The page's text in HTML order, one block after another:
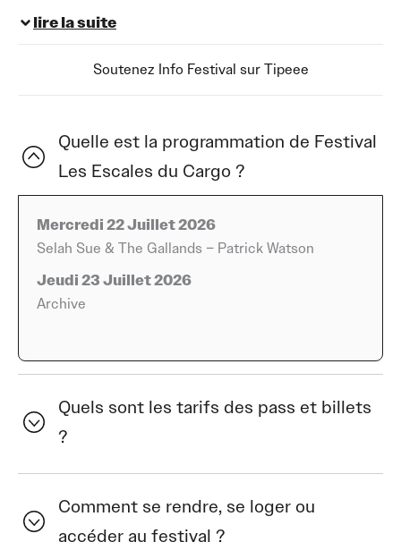
Escales du Cargo. Organisé les 22 et 23 juillet 2026, ce
rendez-vous attire un public venu découvrir des artistes
reconnus dans un cadre chargé d’histoire. En associant
une programmation soignée à une ambiance estivale,
dans le sud de la France. Les visiteurs profitent de deux
soirées où se succèdent des univers musicaux variés,
offrant une expérience qui séduit aussi bien les
habitants de la région que les personnes venues de plus
loin.
Situé au cœur des Bouches-du-Rhône, cet événement
capables de rassembler plusieurs générations autour de
édition confirme la place des Escales du Cargo parmi les
rendez-vous qui rythment l’été en Provence, tout en
la cité arlésienne.
La programmation 2026 réunit plusieurs noms
lire la suite
Soutenez Info Festival sur Tipeee
Quelle est la programmation de Festival
Les Escales du Cargo ?
Mercredi 22 Juillet 2026
Selah Sue & The Gallands – Patrick Watson
Jeudi 23 Juillet 2026
Archive
Quels sont les tarifs des pass et billets
?
Comment se rendre, se loger ou
accéder au festival ?